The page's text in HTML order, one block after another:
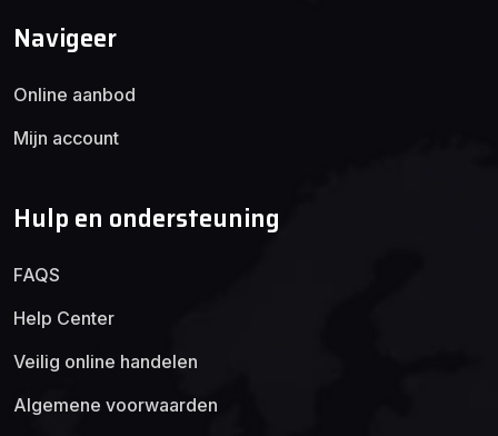
Navigeer
Online aanbod
Mijn account
Hulp en ondersteuning
FAQS
Help Center
Veilig online handelen
Algemene voorwaarden